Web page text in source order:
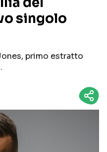
TOUR ED EVENTI
social
singolo
primo estratto